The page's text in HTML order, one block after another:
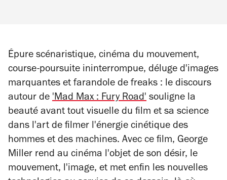
Épure scénaristique, cinéma du mouvement,
course-poursuite ininterrompue, déluge d'images
marquantes et farandole de freaks : le discours
autour de 'Mad Max : Fury Road' souligne la
beauté avant tout visuelle du film et sa science
dans l'art de filmer l'énergie cinétique des
hommes et des machines. Avec ce film, George
Miller rend au cinéma l'objet de son désir, le
mouvement, l'image, et met enfin les nouvelles